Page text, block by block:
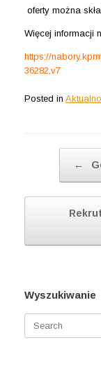
oferty można
Więcej informacji
https://
36282,v7
Posted in
←
Wyszukiwanie
for: